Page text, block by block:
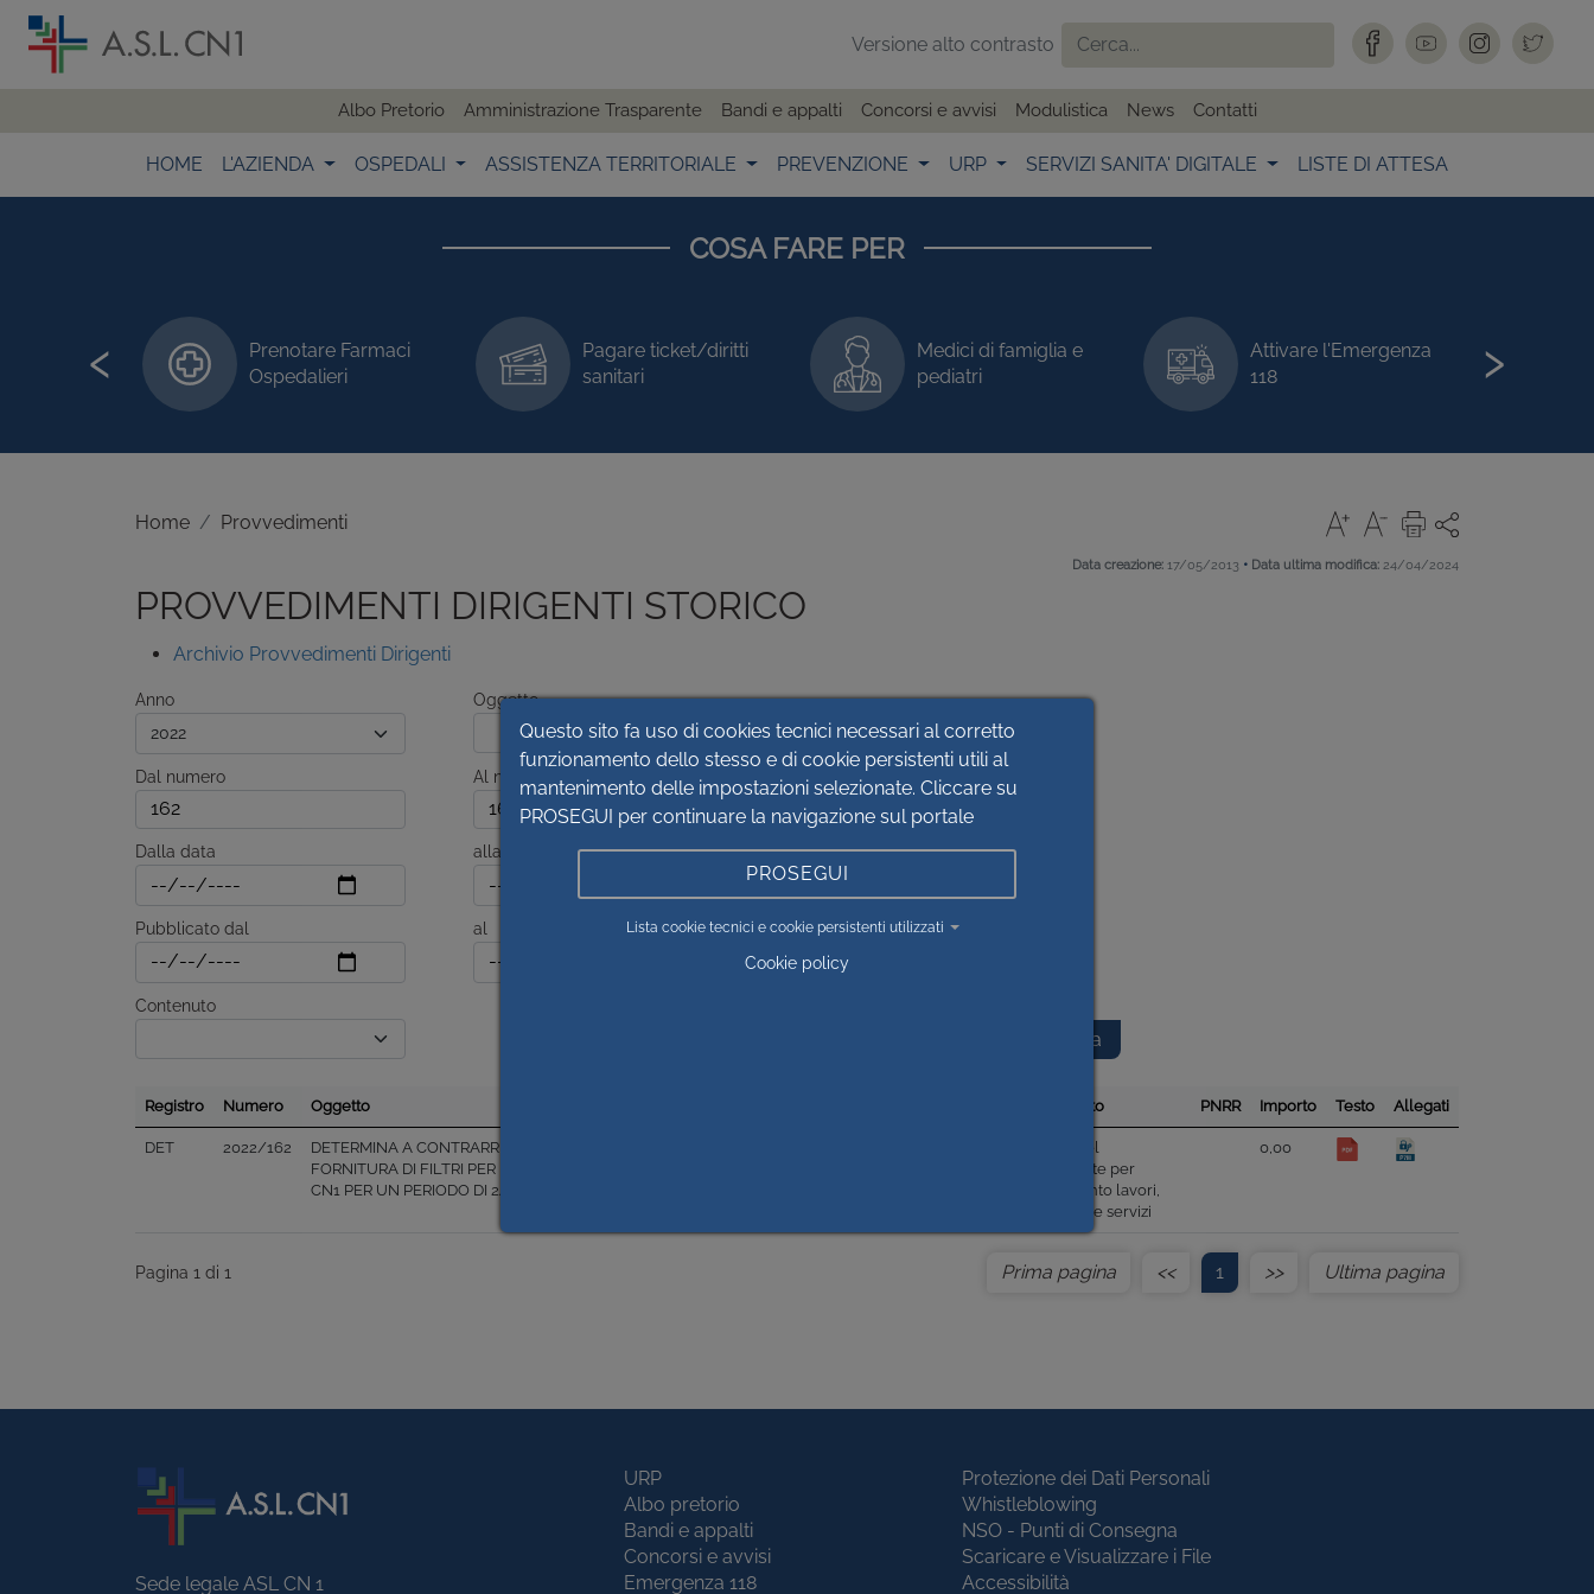
Versione alto contrasto
Albo Pretorio Amministrazione Trasparente Bandi e appalti Concorsi e avvisi Modulistica News Contatti
HOME L'AZIENDA OSPEDALI ASSISTENZA TERRITORIALE PREVENZIONE URP SERVIZI SANITA' DIGITALE LISTE DI ATTESA
COSA FARE PER
esami
Prenotare Farmaci
Ospedalieri
Pagare ticket/diritti
sanitari
Medici di famiglia e
pediatri
Attivare l'Emergenza
118
‹ ›
Home Provvedimenti
Data creazione: 17/05/2013 • Data ultima modifica: 24/04/2024
PROVVEDIMENTI DIRIGENTI STORICO
Archivio Provvedimenti Dirigenti
Anno Oggetto
Dal numero Al numero
Dalla data alla data
Pubblicato dal al
Contenuto
Registro Numero Oggetto Contenuto PNRR Importo Testo Allegati
DET 2022/162
DETERMINA A CONTRARRE PER L’AFFIDAMENTO, A LOTTO UNICO, DELLA
FORNITURA DI FILTRI PER IMPIANTI DI CONDIZIONAMENTO OCCORRENTI ALL’ASL
CN1 PER UN PERIODO DI 24 MESI. CIG. N. 9034442164.
Scelta del
contraente per
affidamento lavori,
forniture e servizi
0,00
Pagina 1 di 1 Prima pagina << 1 >> Ultima pagina
Sede legale ASL CN 1
URP
Albo pretorio
Bandi e appalti
Concorsi e avvisi
Emergenza 118
Protezione dei Dati Personali
Whistleblowing
NSO - Punti di Consegna
Scaricare e Visualizzare i File
Accessibilità
Questo sito fa uso di cookies tecnici necessari al corretto
funzionamento dello stesso e di cookie persistenti utili al
mantenimento delle impostazioni selezionate. Cliccare su
PROSEGUI per continuare la navigazione sul portale
PROSEGUI
Lista cookie tecnici e cookie persistenti utilizzati
Cookie policy